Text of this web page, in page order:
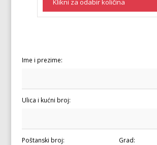
Ime i prezime:
Ulica i kućni broj:
Poštanski broj: Grad: